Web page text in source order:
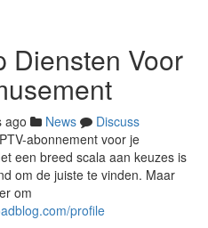
Diensten Voor
ago News
Discuss
abonnement voor je
een breed scala aan keuzes is
om de juiste te vinden. Maar
om
profile